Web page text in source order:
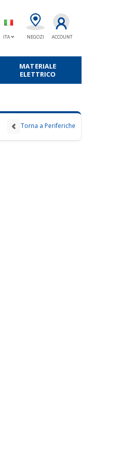
ITA NEGOZI ACCOUNT
MATERIALE
ELETTRICO
Torna a Periferiche